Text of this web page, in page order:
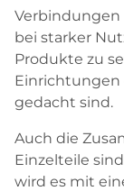
Verbindungen
bei starker
Produkte zu
Einrichtungen
gedacht sind.
Auch die
Einzelteile
wird es mit